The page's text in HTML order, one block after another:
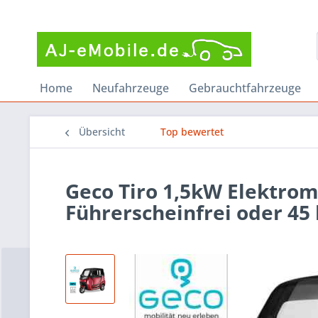
Home Neufahrzeuge Gebrauchtfahrzeuge
Übersicht Top bewertet
Geco Tiro 1,5kW
Führerscheinfrei oder